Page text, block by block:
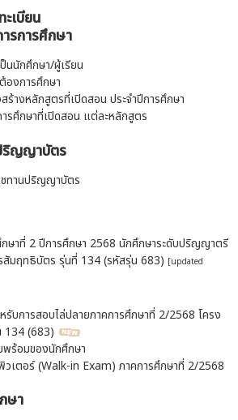
เบียน
รการศึกษา
นนักศึกษา/ผู้เรียน
งการศึกษา
ร้างหลักสูตรที่เปิดสอน ประจำปีการศึกษา
รศึกษาที่เปิดสอน แต่ละหลักสูตร
ริญญาบัตร
ทานปริญญาบัตร
ษาที่ 2 ปีการศึกษา 2568 นักศึกษาระดับปริญญาตรี
สัมฤทธิบัตร รุ่นที่ 134 (รหัสรุ่น 683) [updated
บการสอบไล่ปลายภาคการศึกษาที่ 2/2568 โครง
134 (683)
ร้อมของนักศึกษา
เตอร์ (Walk-in Exam) ภาคการศึกษาที่ 2/2568
ษา